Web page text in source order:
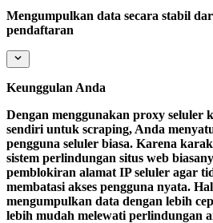
Mengumpulkan data secara stabil
pendaftaran
Keunggulan Anda
Dengan menggunakan proxy seluler
sendiri untuk scraping, Anda
pengguna seluler biasa. Karena
sistem perlindungan situs web
pemblokiran alamat IP seluler agar
membatasi akses pengguna nyata.
mengumpulkan data dengan lebih
lebih mudah melewati perlindungan